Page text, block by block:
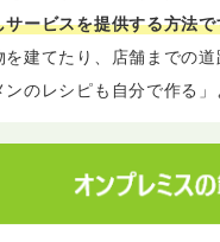
ービスを提供する方法
建てたり、店舗までの
のレシピも自分で作る」